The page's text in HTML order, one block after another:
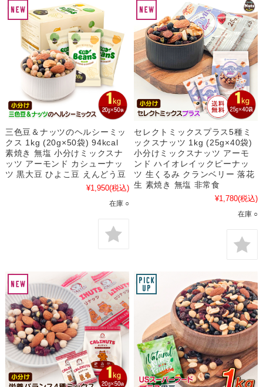
三色豆＆ナッツのヘルシーミッ
クス 1kg (20g×50袋) 94kcal
素焼き 無塩 小分けミックスナ
ッツ アーモンド カシューナッ
ツ 黒大豆 ひよこ豆 えんどう豆
¥1,950(税込)
在庫 ○
セレクトミックスプラス5種ミ
ックスナッツ 1kg (25g×40袋)
小分けミックスナッツ アーモ
ンド ハイオレイックピーナッ
ツ 生くるみ クランベリー 落花
生 素焼き 無塩 非常食
¥1,780(税込)
在庫 ○